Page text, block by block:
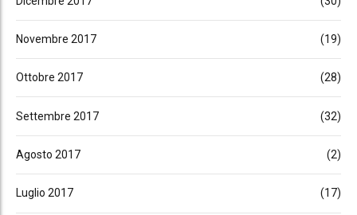
Novembre 2017 (19)
Ottobre 2017 (28)
Settembre 2017 (32)
Agosto 2017 (2)
Luglio 2017 (17)